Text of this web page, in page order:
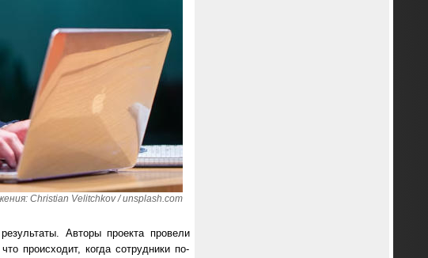
Christian Velitchkov / unsplash.com
Авторы проекта провели
происходит, когда сотрудники по-